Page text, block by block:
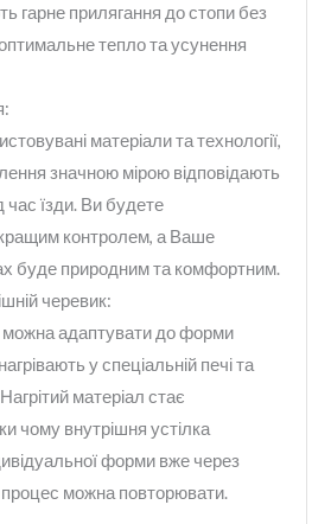
гарне прилягання до стопи без
тепло та усунення
матеріали та технології,
значною мірою відповідають
час їзди. Ви будете
контролем, а Ваше
буде природним та комфортним.
черевик:
можна адаптувати до форми
у спеціальній печі та
матеріал стає
чому внутрішня устілка
форми вже через
процес можна повторювати.